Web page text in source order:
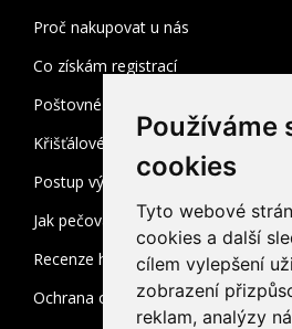
Používáme
cookies
Tyto webové
cookies a další
cílem vylepšení
zobrazení
reklam, analýzy
Proč nakupovat u nás
Co získám registrací
Poštovné a balné
Křišťálové sklo
Postup výroby
Jak pečovat o broušené sklo
Recenze heuréka
Ochrana osobních údajů